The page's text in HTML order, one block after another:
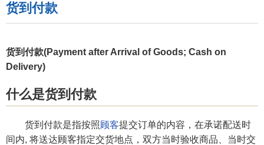
货到付款
货到付款(Payment after Arrival of Goods; Cash on
Delivery)
什么是货到付款
货到付款是指按照 顾客提交订单的内容，在承诺配送时
间内, 将送达顾客指定交货地点，双方当时验收商品、当时交